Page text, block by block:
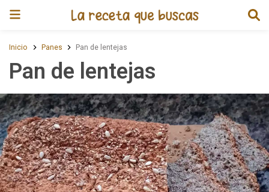
Inicio Panes Pan de lentejas
Pan de lentejas